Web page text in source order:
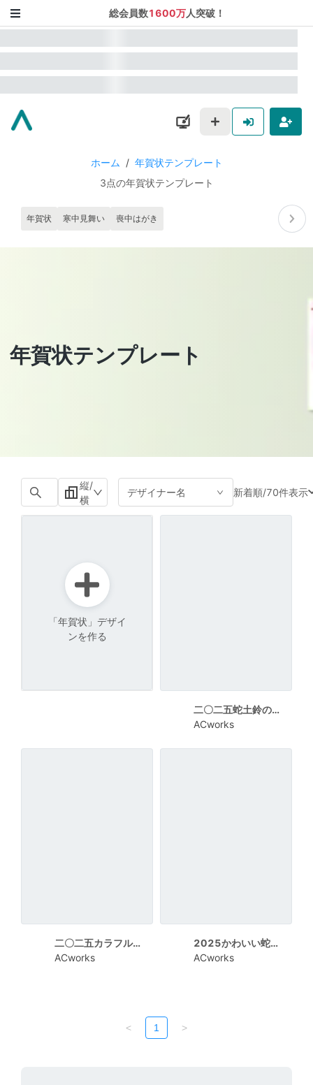
総会員数1600万人突破！
ホーム / 年賀状テンプレート
3点の年賀状テンプレート
年賀状 寒中見舞い 喪中はがき
年賀状テンプレート
縦/
横
デザイナー名 新着順/70件表示
「年賀状」デザイ
ンを作る
二〇二五蛇土鈴の年賀状
ACworks
二〇二五カラフルな福の年賀状
ACworks
2025かわいい蛇の年賀状
ACworks
< 1 >